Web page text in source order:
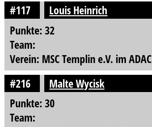
#117
Louis Heinrich
Punkte: 32
Team:
Verein: MSC Templin e.V. im ADAC
#216
Malte Wycisk
Punkte: 30
Team: